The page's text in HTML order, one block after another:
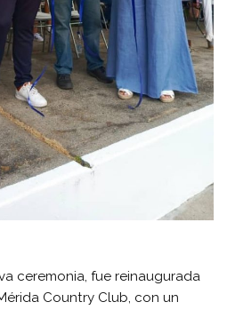
ceremonia, fue reinaugurada
Country Club, con un